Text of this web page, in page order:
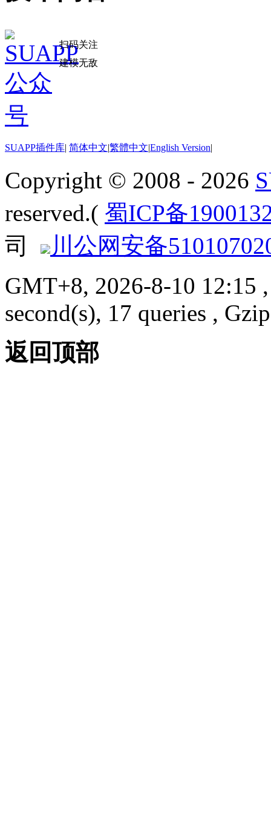
扫码关注
建模无敌
SUAPP插件库| 简体中文|繁體中文|English Version|
Copyright © 2008 - 2026
reserved.( 蜀ICP备
司
川公网安备
GMT+8, 2026-8-10 12:15
second(s), 17 queries ,
返回顶部